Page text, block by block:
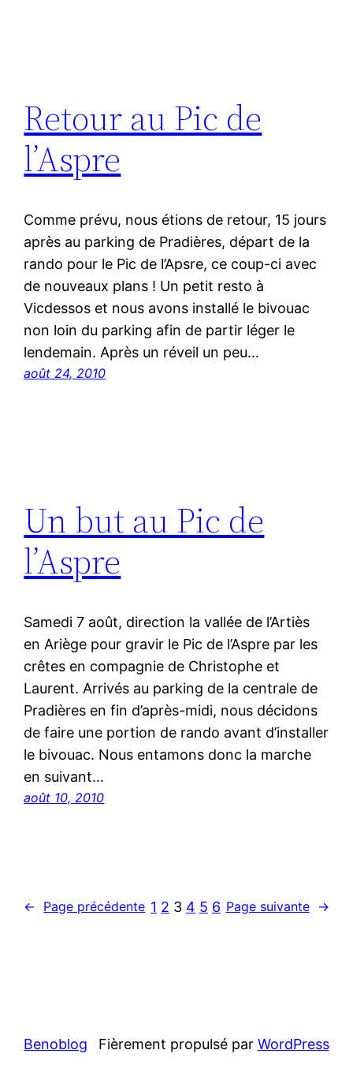
Retour au Pic de
l’Aspre
Comme prévu, nous étions de retour, 15 jours
après au parking de Pradières, départ de la
rando pour le Pic de l’Apsre, ce coup-ci avec
de nouveaux plans ! Un petit resto à
Vicdessos et nous avons installé le bivouac
non loin du parking afin de partir léger le
lendemain. Après un réveil un peu…
août 24, 2010
Un but au Pic de
l’Aspre
Samedi 7 août, direction la vallée de l’Artiès
en Ariège pour gravir le Pic de l’Aspre par les
crêtes en compagnie de Christophe et
Laurent. Arrivés au parking de la centrale de
Pradières en fin d’après-midi, nous décidons
de faire une portion de rando avant d’installer
le bivouac. Nous entamons donc la marche
en suivant…
août 10, 2010
← Page précédente 1 2 3 4 5 6 Page suivante →
Benoblog Fièrement propulsé par WordPress